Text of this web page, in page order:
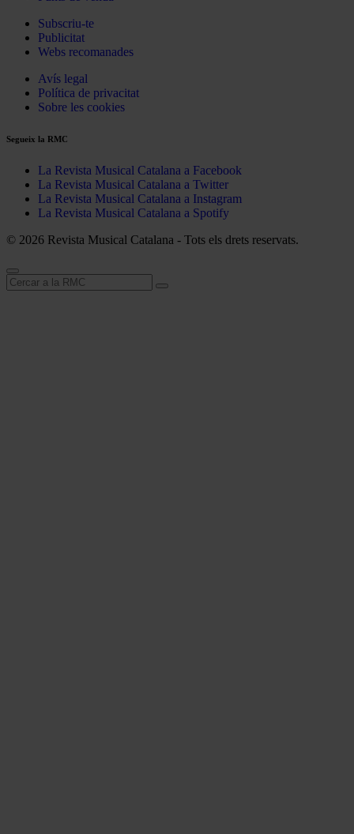
Subscriu-te
Publicitat
Webs recomanades
Avís legal
Política de privacitat
Sobre les cookies
Segueix la RMC
La Revista Musical Catalana a Facebook
La Revista Musical Catalana a Twitter
La Revista Musical Catalana a Instagram
La Revista Musical Catalana a Spotify
© 2026 Revista Musical Catalana - Tots els drets reservats.
Cerca